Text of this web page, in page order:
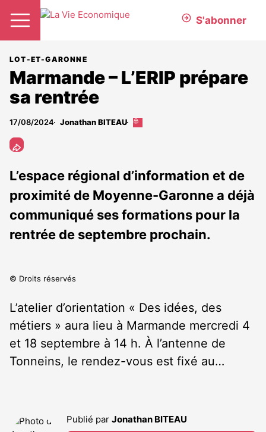
S'abonner
LOT-ET-GARONNE
Marmande – L’ERIP prépare
sa rentrée
17/08/2024 Jonathan BITEAU
Cet
aux
abonnés
L’espace régional d’information et de
proximité de Moyenne-Garonne a déjà
communiqué ses formations pour la
rentrée de septembre prochain.
© Droits réservés
L’atelier d’orientation « Des idées, des
métiers » aura lieu à Marmande mercredi 4
et 18 septembre à 14 h. À l’antenne de
Tonneins, le rendez-vous est fixé au…
Publié par Jonathan BITEAU